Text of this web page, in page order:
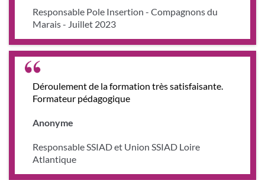
Responsable Pole Insertion - Compagnons du
Marais - Juillet 2023
Déroulement de la formation très satisfaisante.
Formateur pédagogique
Anonyme
Responsable SSIAD et Union SSIAD Loire
Atlantique